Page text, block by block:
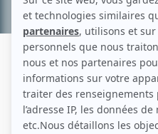
LORETTE
Liens
Fiche de Lorette Leblanc sur